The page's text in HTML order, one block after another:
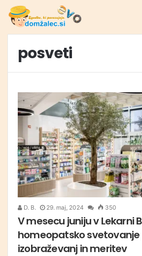
posveti
D. B. 29. maj, 2024 350
V mesecu juniju v Lekarni
homeopatsko svetovanje
izobraževanj in meritev